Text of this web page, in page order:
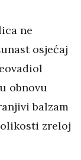
ne
osjećaj
obnovu
balzam
zreloj